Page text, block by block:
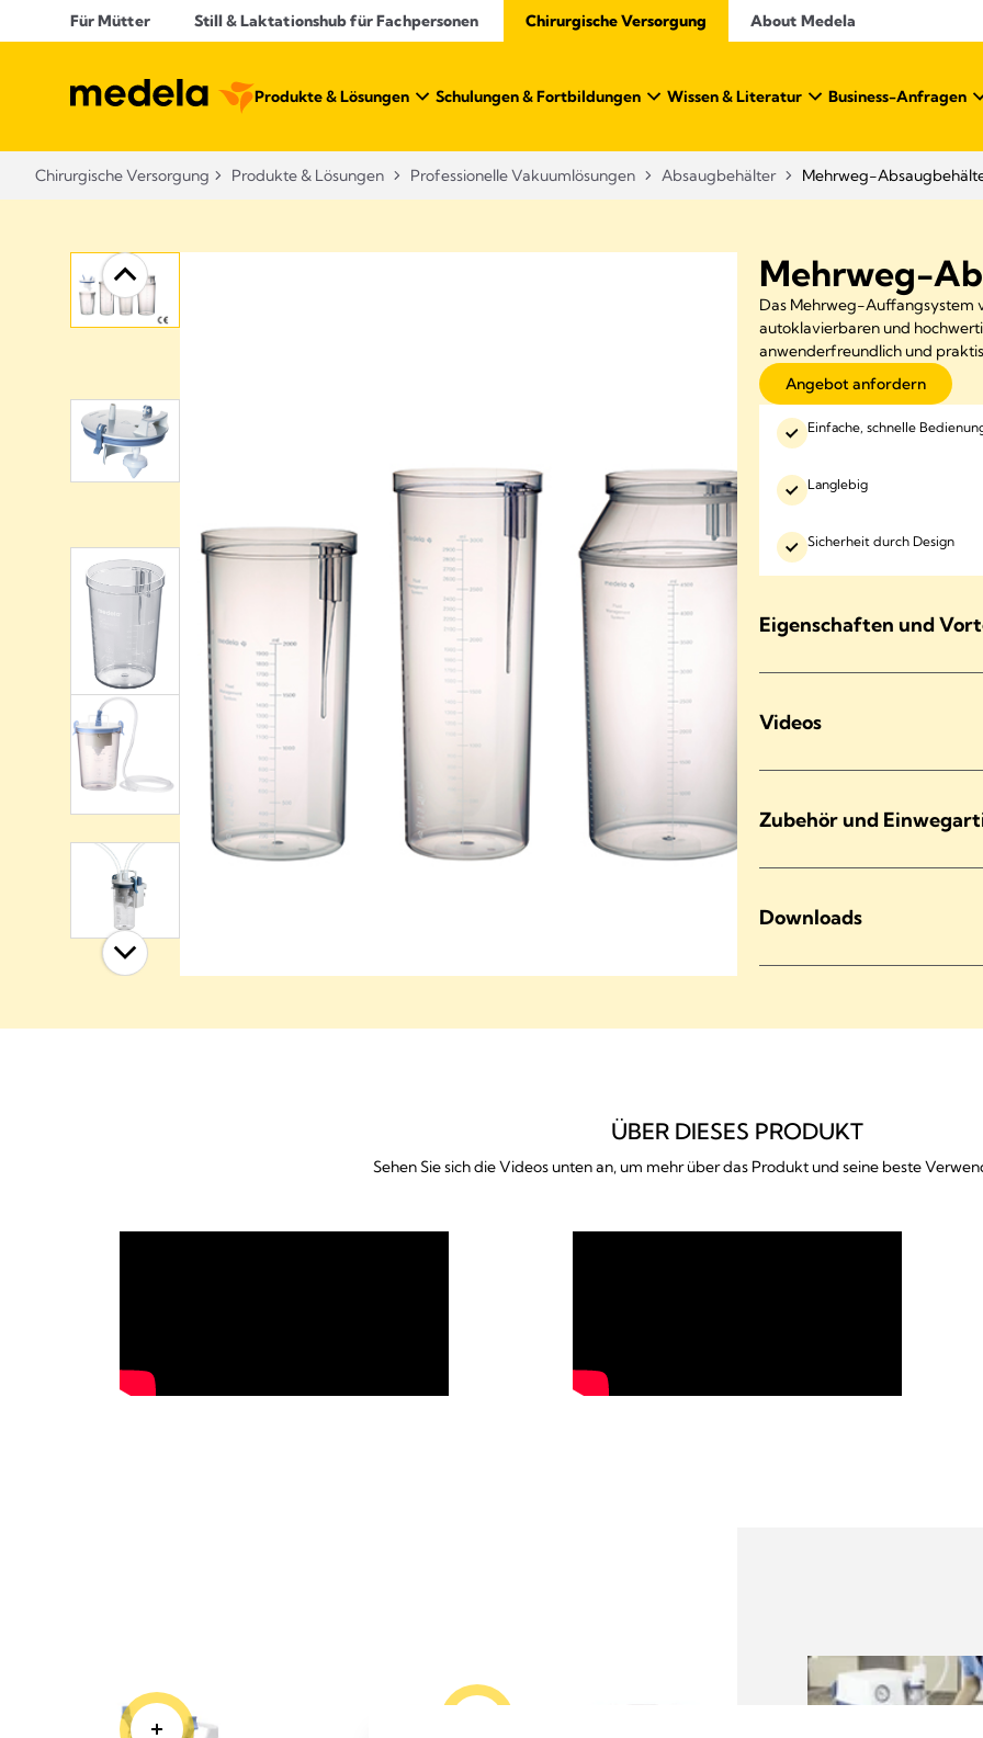
Für Mütter Still & Laktationshub für Fachpersonen Chirurgische Versorgung About Medela
Produkte & Lösungen​ Schulungen & Fortbildungen Wissen & Literatur​ Business-Anfragen
Chirurgische Versorgung Produkte & Lösungen​ Professionelle Vakuumlösungen Absaugbehälter Mehrweg-
Mehrweg-
Das Mehrweg-Auffangsystem
autoklavierbaren und
anwenderfreundlich und
Angebot anfordern
Einfache, schnelle
Langlebig
Sicherheit durch Design
Eigenschaften und
Videos
Zubehör und
Downloads
ÜBER DIESES PRODUKT
Sehen Sie sich die Videos unten an, um mehr über das Produkt und seine beste
Schnelle